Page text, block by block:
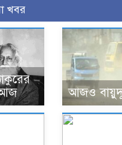
খবর
আজ
আজও